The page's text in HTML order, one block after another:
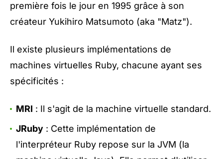
première fois le jour en 1995 grâce à son
créateur Yukihiro Matsumoto (aka "Matz").
Il existe plusieurs implémentations de
machines virtuelles Ruby, chacune ayant ses
spécificités :
MRI : Il s'agit de la machine virtuelle standard.
JRuby : Cette implémentation de
l'interpréteur Ruby repose sur la JVM (la